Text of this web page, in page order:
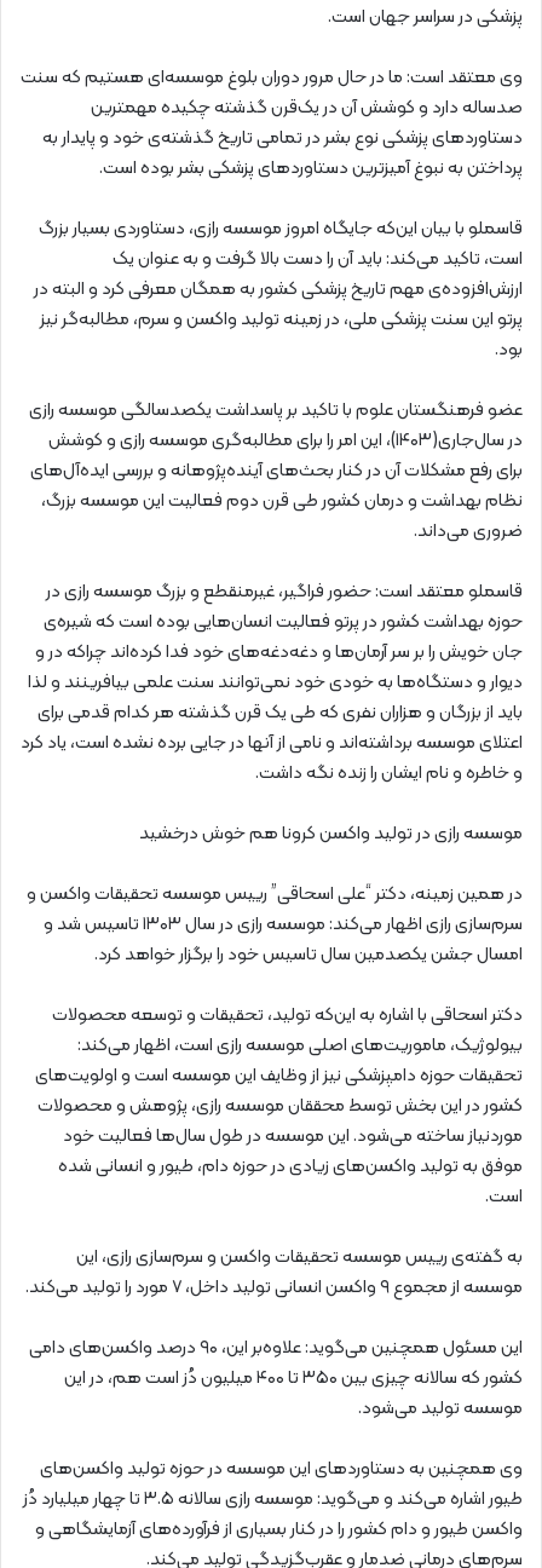
پزشکی در سراسر جهان است.
وی معتقد است: ما در حال مرور دوران بلوغ موسسه‌ای هستیم که سنت
صدساله دارد و کوشش آن در یک‌قرن گذشته چکیده مهمترین
دستاوردهای پزشکی نوع بشر در تمامی تاریخ گذشته‌ی خود و پایدار به
پرداختن به نبوغ آمیزترین دستاوردهای پزشکی بشر بوده است.
قاسملو با بیان این‌که جایگاه امروز موسسه رازی، دستاوردی بسیار بزرگ
است، تاکید می‌کند: باید آن را دست بالا گرفت و به عنوان یک
ارزش‌افزوده‌ی مهم تاریخ پزشکی کشور به همگان معرفی کرد و البته در
پرتو این سنت پزشکی ملی، در زمینه تولید واکسن و سرم، مطالبه‌گر نیز
بود.
عضو فرهنگستان علوم با تاکید بر پاسداشت یکصدسالگی موسسه رازی
در سال‌جاری(۱۴۰۳)، این امر را برای مطالبه‌گری موسسه رازی و کوشش
برای رفع مشکلات آن در کنار بحث‌های آینده‌پژوهانه و بررسی ایده‌آل‌های
نظام بهداشت و درمان کشور طی قرن دوم فعالیت این موسسه بزرگ،
ضروری می‌داند.
قاسملو معتقد است: حضور فراگیر، غیرمنقطع و بزرگ موسسه رازی در
حوزه بهداشت کشور در پرتو فعالیت انسان‌هایی بوده است که شیره‌ی
جان خویش را بر سر آرمان‌ها و دغه‌دغه‌های خود فدا کرده‌اند چراکه در و
دیوار و دستگاه‌ها به خودی خود نمی‌توانند سنت علمی بیافرینند و لذا
باید از بزرگان و هزاران نفری که طی یک قرن گذشته هر کدام قدمی برای
اعتلای موسسه برداشته‌اند و نامی از آنها در جایی برده نشده است، یاد کرد
و خاطره و نام ایشان را زنده نگه داشت.
موسسه رازی در تولید واکسن کرونا هم خوش درخشید
در همین زمینه، دکتر “علی اسحاقی” رییس موسسه تحقیقات واکسن و
سرم‌سازی رازی اظهار می‌کند: موسسه رازی در سال ۱۳۰۳ تاسیس شد و
امسال جشن یکصدمین سال تاسیس خود را برگزار خواهد کرد.
دکتر اسحاقی با اشاره به این‌که تولید، تحقیقات و توسعه محصولات
بیولوژیک، ماموریت‌های اصلی موسسه رازی است، اظهار می‌کند:
تحقیقات حوزه دامپزشکی نیز از وظایف این موسسه است و اولویت‌های
کشور در این بخش توسط محققان موسسه رازی، پژوهش و محصولات
موردنیاز ساخته می‌شود. این موسسه در طول سال‌ها فعالیت خود
موفق به تولید واکسن‌های زیادی در حوزه دام، طیور و انسانی شده
است.
به گفته‌ی رییس موسسه تحقیقات واکسن و سرم‌سازی رازی، این
موسسه از مجموع ۹ واکسن انسانی تولید داخل، ۷ مورد را تولید می‌کند.
این مسئول همچنین می‌گوید: علاوه‌بر این، ۹۰ درصد واکسن‌های دامی
کشور که سالانه چیزی بین ۳۵۰ تا ۴۰۰ میلیون دُز است هم، در این
موسسه تولید می‌شود.
وی همچنین به دستاوردهای این موسسه در حوزه تولید واکسن‌های
طیور اشاره می‌کند و می‌گوید: موسسه رازی سالانه ۳.۵ تا چهار میلیارد دُز
واکسن طیور و دام کشور را در کنار بسیاری از فرآورده‌های آزمایشگاهی و
سرم‌های درمانی ضدمار و عقرب‌گزیدگی تولید می‌کند.